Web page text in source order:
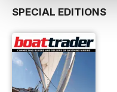
SPECIAL EDITIONS